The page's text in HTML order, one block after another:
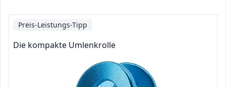
Preis-Leistungs-Tipp
Die kompakte Umlenkrolle